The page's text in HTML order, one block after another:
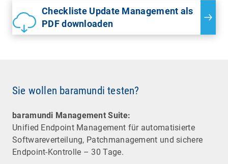
Checkliste Update Management als
PDF downloaden
Sie wollen baramundi testen?
baramundi Management Suite:
Unified Endpoint Management für automatisierte
Software­verteilung, Patchmanagement und sichere
Endpoint-Kontrolle – 30 Tage.